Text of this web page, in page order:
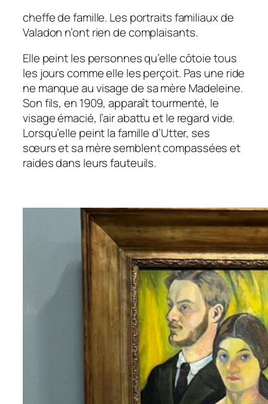
cheffe de famille. Les portraits familiaux de
Valadon n’ont rien de complaisants.
Elle peint les personnes qu’elle côtoie tous
les jours comme elle les perçoit. Pas une ride
ne manque au visage de sa mère Madeleine.
Son fils, en 1909, apparaît tourmenté, le
visage émacié, l’air abattu et le regard vide.
Lorsqu’elle peint la famille d’Utter, ses
sœurs et sa mère semblent compassées et
raides dans leurs fauteuils.